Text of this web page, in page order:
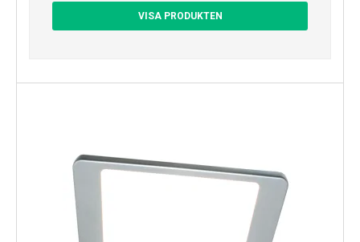
VISA PRODUKTEN